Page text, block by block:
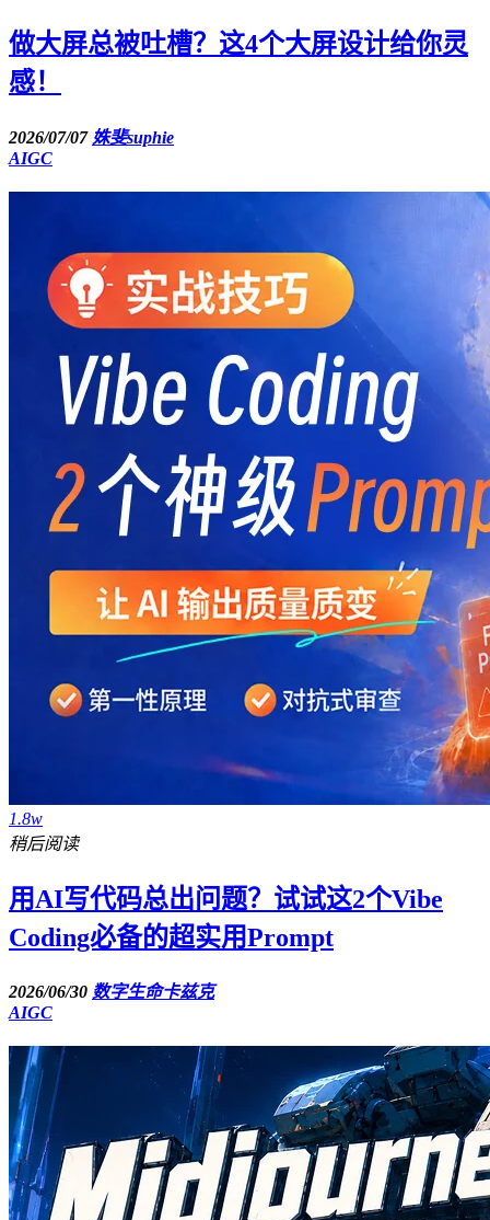
做大屏总被吐槽？这4个大屏设计给你灵
感！
2026/07/07 姝斐suphie
AIGC
1.8w
稍后阅读
用AI写代码总出问题？试试这2个Vibe
Coding必备的超实用Prompt
2026/06/30 数字生命卡兹克
AIGC